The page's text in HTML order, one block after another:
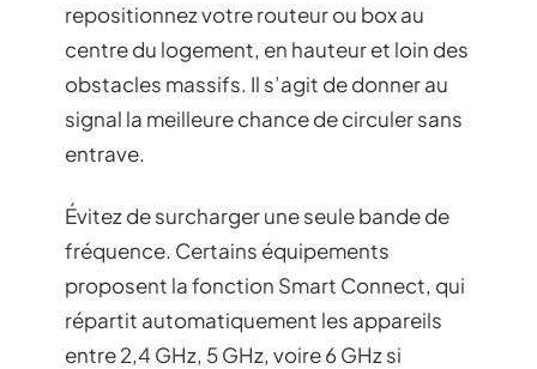
repositionnez votre routeur ou box au
centre du logement, en hauteur et loin des
obstacles massifs. Il s’agit de donner au
signal la meilleure chance de circuler sans
entrave.
Évitez de surcharger une seule bande de
fréquence. Certains équipements
proposent la fonction Smart Connect, qui
répartit automatiquement les appareils
entre 2,4 GHz, 5 GHz, voire 6 GHz si